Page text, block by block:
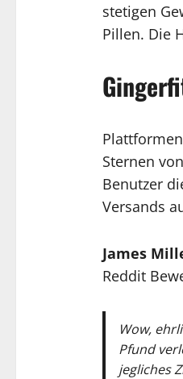
stetigen
Pillen. Die
Sternen
Benutzer
Versands
James
Reddit
Wow,
Pfund
jegliches